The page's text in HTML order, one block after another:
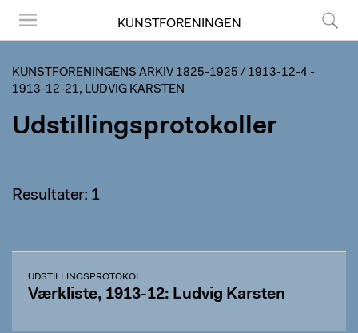
KUNSTFORENINGEN
KUNSTFORENINGENS ARKIV 1825-1925 / 1913-12-4 -
1913-12-21, LUDVIG KARSTEN
Udstillingsprotokoller
Resultater: 1
UDSTILLINGSPROTOKOL
Værkliste, 1913-12: Ludvig Karsten